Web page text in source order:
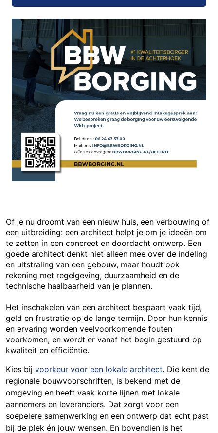
Of je nu droomt van een nieuw huis, een verbouwing of
een uitbreiding: een architect helpt je om je ideeën om
te zetten in een concreet en doordacht ontwerp. Een
goede architect denkt niet alleen mee over de indeling
en uitstraling van een gebouw, maar houdt ook
rekening met regelgeving, duurzaamheid en de
technische haalbaarheid van je plannen.
Het inschakelen van een architect bespaart vaak tijd,
geld en frustratie op de lange termijn. Door hun kennis
en ervaring worden veelvoorkomende fouten
voorkomen, en wordt er vanaf het begin gestuurd op
kwaliteit en efficiëntie.
Kies bij voorkeur voor een lokale architect. Die kent de
regionale bouwvoorschriften, is bekend met de
omgeving en heeft vaak korte lijnen met lokale
aannemers en leveranciers. Dat zorgt voor een
soepelere samenwerking en een ontwerp dat echt past
bij de plek én jouw wensen. En bovendien is het